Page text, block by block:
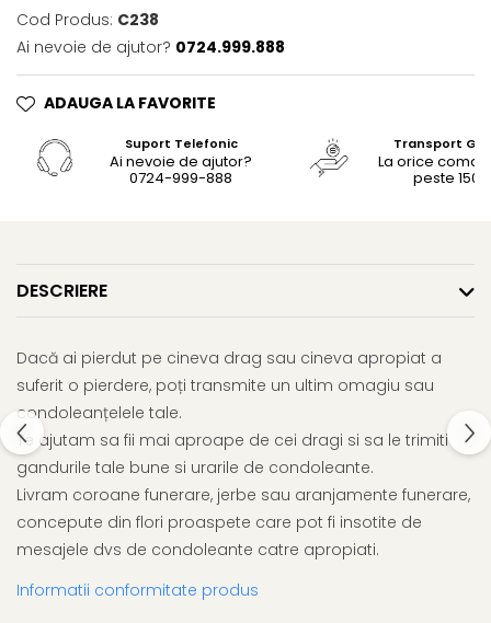
Cod Produs: C238
Ai nevoie de ajutor? 0724.999.888
ADAUGA LA FAVORITE
Suport Telefonic
Ai nevoie de ajutor?
0724-999-888
Transport
La orice
peste
DESCRIERE
Dacă ai pierdut pe cineva drag sau cineva apropiat a
suferit o pierdere, poți transmite un ultim omagiu sau
condoleanțelele tale.
Te ajutam sa fii mai aproape de cei dragi si sa le trimiti
gandurile tale bune si urarile de condoleante.
Livram coroane funerare, jerbe sau aranjamente funerare,
concepute din flori proaspete care pot fi insotite de
mesajele dvs de condoleante catre apropiati.
Informatii conformitate produs